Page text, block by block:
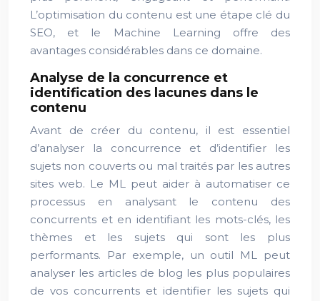
L’optimisation du contenu est une étape clé du
SEO, et le Machine Learning offre des
avantages considérables dans ce domaine.
Analyse de la concurrence et
identification des lacunes dans le
contenu
Avant de créer du contenu, il est essentiel
d’analyser la concurrence et d’identifier les
sujets non couverts ou mal traités par les autres
sites web. Le ML peut aider à automatiser ce
processus en analysant le contenu des
concurrents et en identifiant les mots-clés, les
thèmes et les sujets qui sont les plus
performants. Par exemple, un outil ML peut
analyser les articles de blog les plus populaires
de vos concurrents et identifier les sujets qui